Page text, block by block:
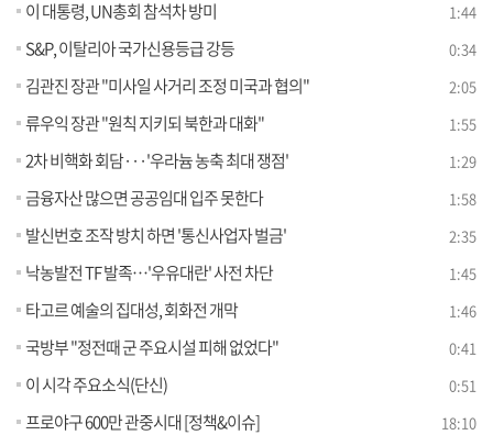
이 대통령, UN총회 참석차 방미 1:44
S&P, 이탈리아 국가신용등급 강등 0:34
김관진 장관 "미사일 사거리 조정 미국과 협의" 2:05
류우익 장관 "원칙 지키되 북한과 대화" 1:55
2차 비핵화 회담···'우라늄 농축 최대 쟁점' 1:29
금융자산 많으면 공공임대 입주 못한다 1:58
발신번호 조작 방치 하면 '통신사업자 벌금' 2:35
낙농발전 TF 발족…'우유대란' 사전 차단 1:45
타고르 예술의 집대성, 회화전 개막 1:46
국방부 "정전때 군 주요시설 피해 없었다" 0:41
이 시각 주요소식(단신) 0:51
프로야구 600만 관중시대 [정책&이슈] 18:10